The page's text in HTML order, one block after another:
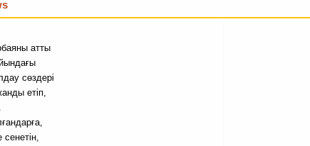
атты
сөздері
етіп,